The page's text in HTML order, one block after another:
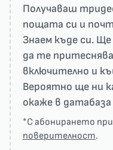
Получаваш
пощата си и
Знаем къде си.
да те
включително и
Вероятно ще ни
окаже в
*С абонирането
поверителност.